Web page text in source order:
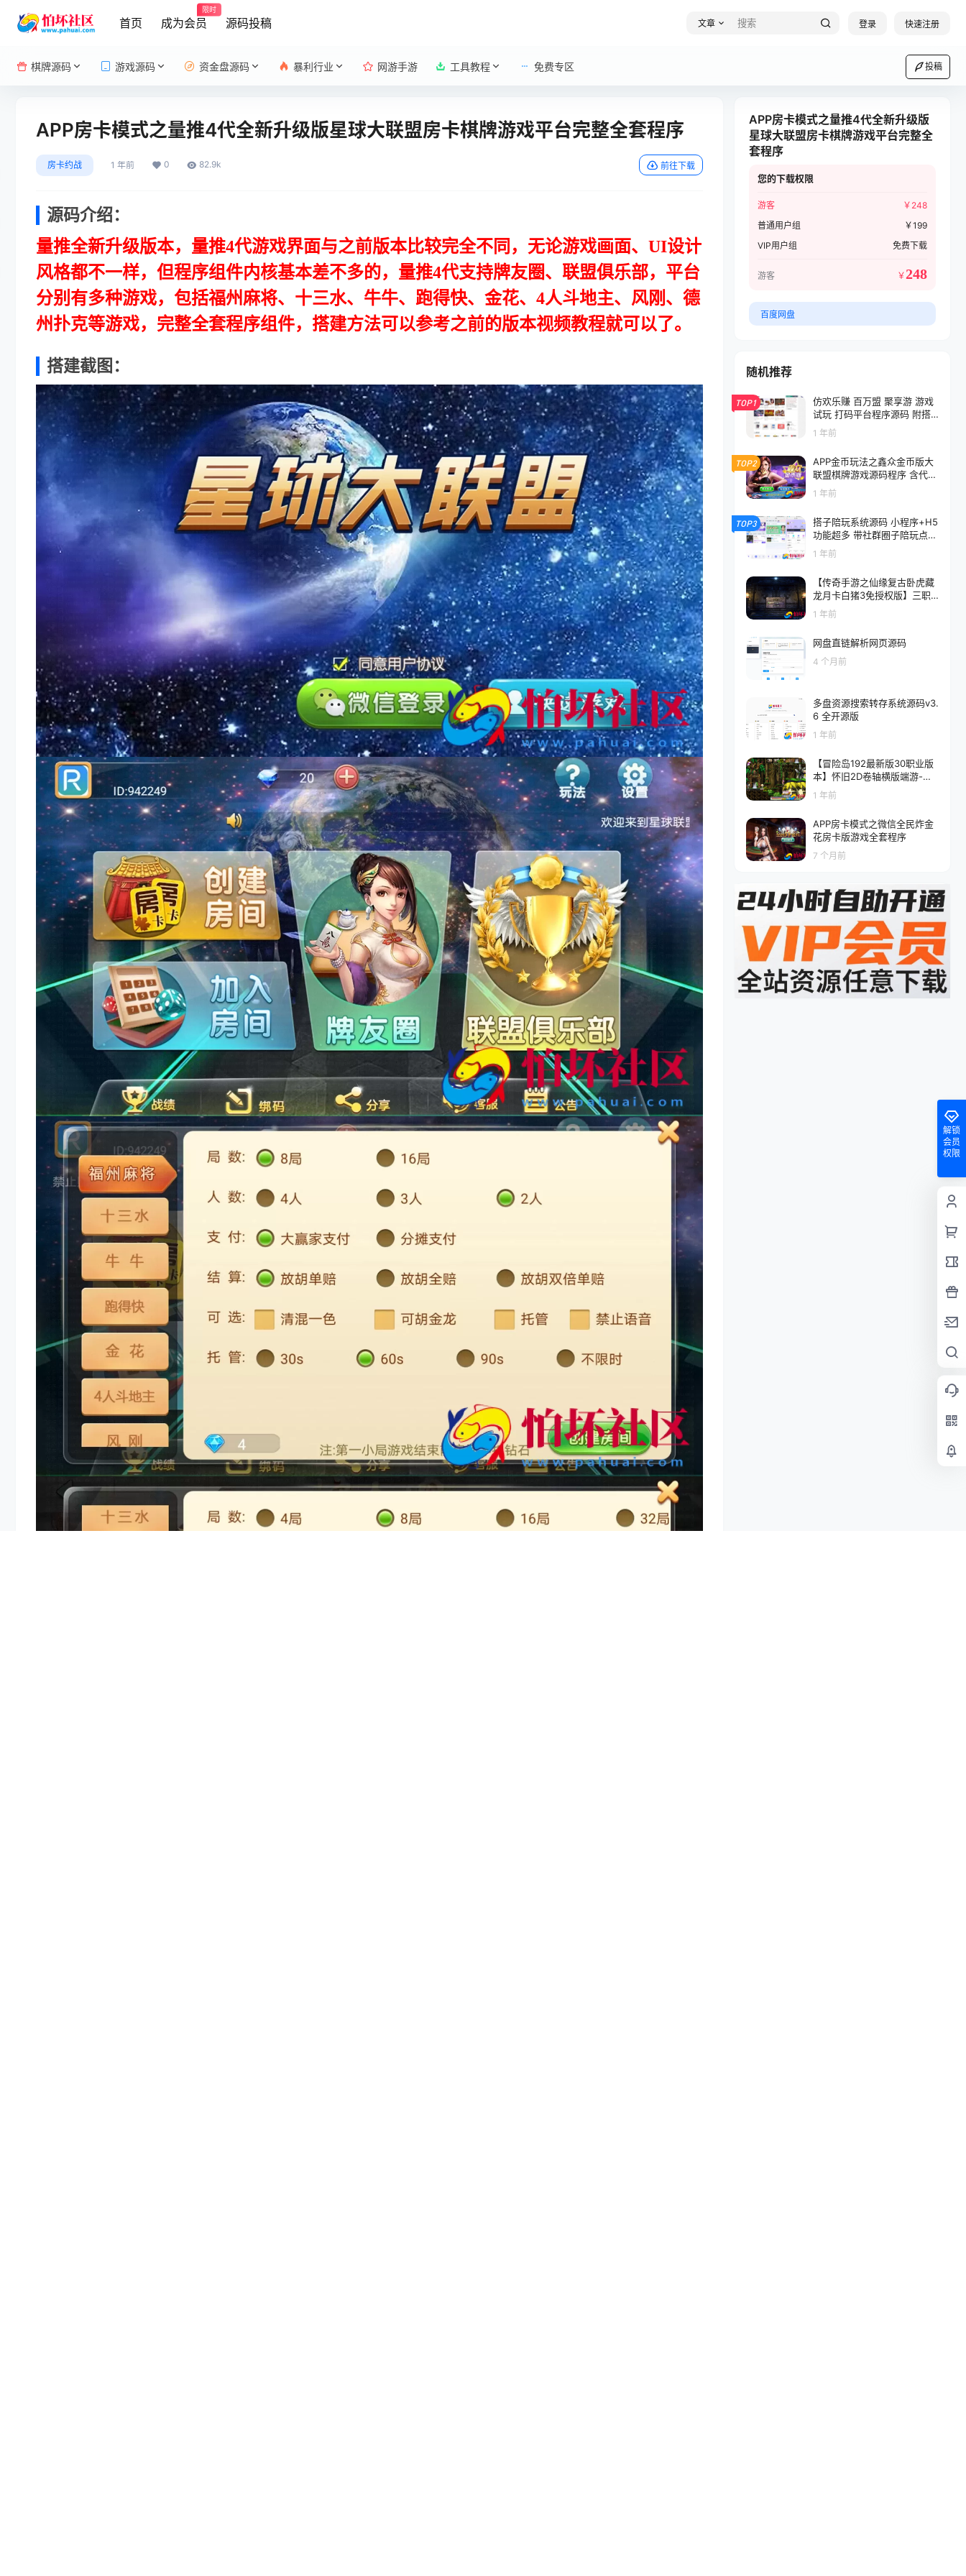
首页 成为会员
限时
源码投稿 文章 登录 快速注册
棋牌源码 游戏源码 资金盘源码 暴利行业 网游手游 工具教程 免费专区 投稿
APP房卡模式之量推4代全新升级版星球大联盟房卡棋牌游戏平台完整全套程序
房卡约战 1 年前 0 82.9k 前往下载
源码介绍：
量推全新升级版本，量推4代游戏界面与之前版本比较完全不同，无论游戏画面、UI设计
风格都不一样，但程序组件内核基本差不多的，量推4代支持牌友圈、联盟俱乐部，平台
分别有多种游戏，包括福州麻将、十三水、牛牛、跑得快、金花、4人斗地主、风刚、德
州扑克等游戏，完整全套程序组件，搭建方法可以参考之前的版本视频教程就可以了。
搭建截图：
APP房卡模式之量推4代全新升级版
星球大联盟房卡棋牌游戏平台完整全
套程序
您的下载权限
游客 ￥ 248
普通用户组
￥199
VIP用户组
免费下载
游客 ￥248
百度网盘
随机推荐
TOP1
仿欢乐赚 百万盟 聚享游 游戏
试玩 打码平台程序源码 附搭
建教程和游戏接口邮箱接口
1 年前
TOP2
APP金币玩法之鑫众金币版大
联盟棋牌游戏源码程序 含代理
+银商功能
1 年前
TOP3
搭子陪玩系统源码 小程序+H5
功能超多 带社群圈子陪玩点单
服务程序 附搭建教程
1 年前
【传奇手游之仙缘复古卧虎藏
龙月卡白猪3免授权版】三职
业复古特色战神引擎传奇手游-
Win服务端源码视频架设教程-
多功能网页授权物品后台-GM
直冲网页后台-安卓苹果IOS双
1 年前
网盘直链解析网页源码
4 个月前
多盘资源搜索转存系统源码v3.
6 全开源版
1 年前
【冒险岛192最新版30职业版
本】怀旧2D卷轴横版端游-最
新打包Win服务端源码视频架
设教程-配套M工具-完整PC客
1 年前
APP房卡模式之微信全民炸金
花房卡版游戏全套程序
7 个月前
解锁
会员
权限